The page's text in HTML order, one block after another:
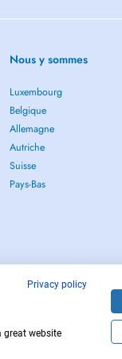
Nous y sommes
Luxembourg
Belgique
Allemagne
Autriche
Suisse
Pays-Bas
Privacy policy
great website